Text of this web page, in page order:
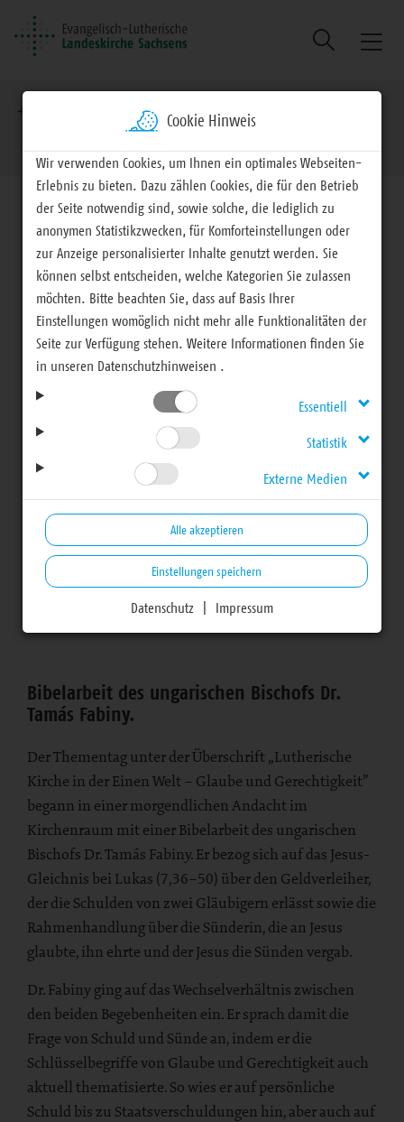
Suche
Brotkrumennavigation
EVLKS - engagiert Landeskirche
Sonnabend, 09. April 2017
27. Landessynode Berichterstattung, Vorlagen und
Beschlüsse
27. Landessynode -
Frühjahrstagung 2016
Bericht vom 9. April 2016
Thementag mit Bibelarbeit, Referat, Präsentationen,
Gruppenarbeit und Podium
Bereich
Bibelarbeit des ungarischen Bischofs Dr.
Tamás Fabiny.
Der Thementag unter der Überschrift „Lutherische
Kirche in der Einen Welt – Glaube und Gerechtigkeit”
begann in einer morgendlichen Andacht im
Kirchenraum mit einer Bibelarbeit des ungarischen
Bischofs Dr. Tamás Fabiny. Er bezog sich auf das Jesus-
Gleichnis bei Lukas (7,36–50) über den Geldverleiher,
der die Schulden von zwei Gläubigern erlässt sowie die
Rahmenhandlung über die Sünderin, die an Jesus
glaubte, ihn ehrte und der Jesus die Sünden vergab.
Dr. Fabiny ging auf das Wechselverhältnis zwischen
den beiden Begebenheiten ein. Er sprach damit die
Frage von Schuld und Sünde an, indem er die
Schlüsselbegriffe von Glaube und Gerechtigkeit auch
aktuell thematisierte. So wies er auf persönliche
Schuld bis zu Staatsverschuldungen hin, aber auch auf
Cookie Hinweis
Wir verwenden Cookies, um Ihnen ein optimales Webseiten-
Erlebnis zu bieten. Dazu zählen Cookies, die für den Betrieb
der Seite notwendig sind, sowie solche, die lediglich zu
anonymen Statistikzwecken, für Komforteinstellungen oder
zur Anzeige personalisierter Inhalte genutzt werden. Sie
können selbst entscheiden, welche Kategorien Sie zulassen
möchten. Bitte beachten Sie, dass auf Basis Ihrer
Einstellungen womöglich nicht mehr alle Funktionalitäten der
Seite zur Verfügung stehen. Weitere Informationen finden Sie
in unseren Datenschutzhinweisen .
Essentiell
Statistik
Externe Medien
Alle akzeptieren
Einstellungen speichern
Datenschutz Impressum